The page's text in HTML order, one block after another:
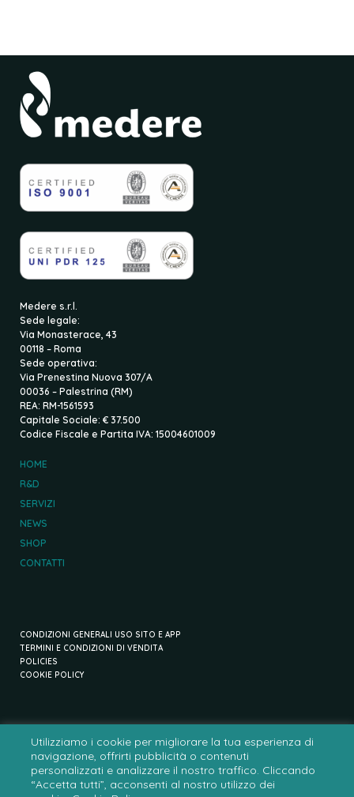
Utilizziamo i cookie per migliorare la tua esperienza di
navigazione, offrirti pubblicità o contenuti
personalizzati e analizzare il nostro traffico. Cliccando
“Accetta tutti”, acconsenti al nostro utilizzo dei
Medere s.r.l.
Sede legale:
Via Monasterace, 43
00118 – Roma
Sede operativa:
Via Prenestina Nuova 307/A
00036 – Palestrina (RM)
REA: RM-1561593
Capitale Sociale: € 37.500
Codice Fiscale e Partita IVA: 15004601009
HOME
R&D
SERVIZI
NEWS
SHOP
CONTATTI
CONDIZIONI GENERALI USO SITO E APP
TERMINI E CONDIZIONI DI VENDITA
POLICIES
COOKIE POLICY
+39 351 914 3099